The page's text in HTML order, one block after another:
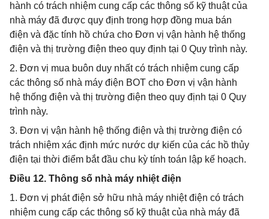
hành có trách nhiệm cung cấp các thông số kỹ thuật của
nhà máy đã được quy định trong hợp đồng mua bán
điện và đặc tính hồ chứa cho Đơn vị vận hành hệ thống
điện và thị trường điện theo quy định tại 0 Quy trình này.
2. Đơn vị mua buôn duy nhất có trách nhiệm cung cấp
các thông số nhà máy điện BOT cho Đơn vị vận hành
hệ thống điện và thị trường điện theo quy định tại 0 Quy
trình này.
3. Đơn vị vận hành hệ thống điện và thị trường điện có
trách nhiệm xác định mức nước dự kiến của các hồ thủy
điện tại thời điểm bắt đầu chu kỳ tính toán lập kế hoạch.
Điều 12. Thông số nhà máy nhiệt điện
1. Đơn vị phát điện sở hữu nhà máy nhiệt điện có trách
nhiệm cung cấp các thông số kỹ thuật của nhà máy đã